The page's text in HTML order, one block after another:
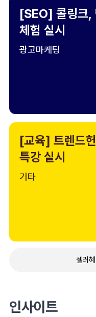
[SEO] 콜링크,
체험 실시
광고마케팅
[교육] 트렌드
특강 실시
기타
셀러
인사이트